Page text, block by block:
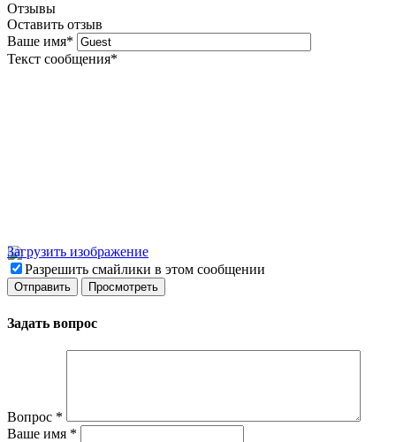
Отзывы
Оставить отзыв
Ваше имя*
Текст сообщения*
Загрузить изображение
Разрешить смайлики в этом сообщении
Задать вопрос
Вопрос *
Ваше имя *